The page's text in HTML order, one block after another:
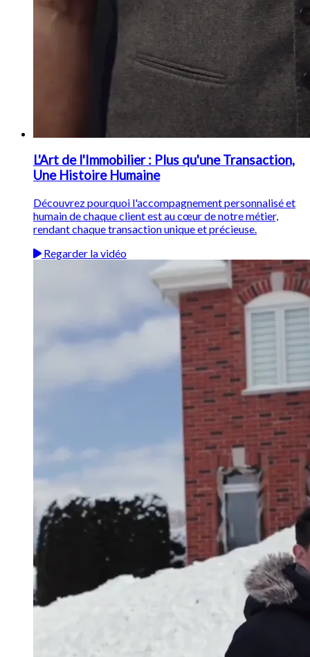
L'Art de l'Immobilier : Plus qu'une Transaction,
Une Histoire Humaine
Découvrez pourquoi l'accompagnement personnalisé et
humain de chaque client est au cœur de notre métier,
rendant chaque transaction unique et précieuse.
Regarder la vidéo